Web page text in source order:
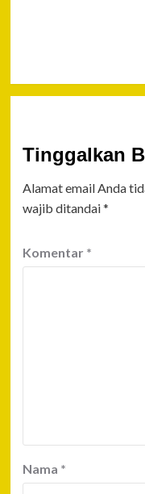
Tinggalkan
Alamat email Anda
wajib ditandai*
Komentar *
Nama *